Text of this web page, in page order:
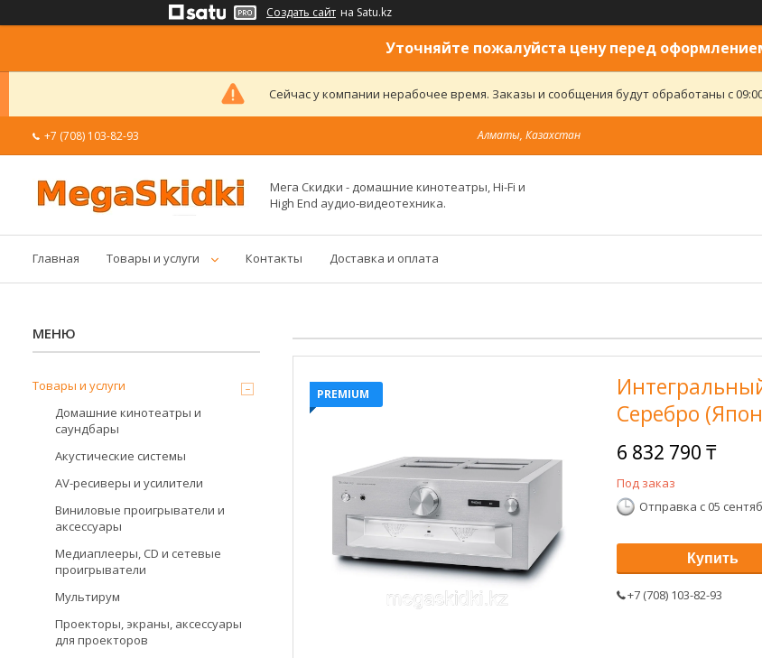
Создать сайт на Satu.kz
Уточняйте пожалуйста цену перед
Сейчас у компании нерабочее время. Заказы и сообщения будут обработаны с
+7 (708) 103-82-93 Алматы, Казахстан
Мега Скидки - домашние кинотеатры, Hi-Fi и
High End аудио-видеотехника.
Главная Товары и услуги Контакты Доставка и оплата
PREMIUM
Интегральный
Серебро
6 832 790 ₸
Под заказ
Отправка с 05
Купить
+7 (708) 103-82-93
Товары и услуги
Домашние кинотеатры и
саундбары
Акустические системы
AV-ресиверы и усилители
Виниловые проигрыватели и
аксессуары
Медиаплееры, CD и сетевые
проигрыватели
Мультирум
Проекторы, экраны, аксессуары
для проекторов